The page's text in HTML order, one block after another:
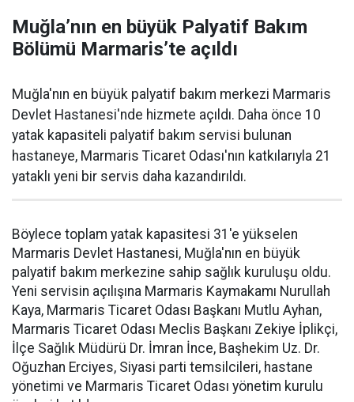
Muğla’nın en büyük Palyatif Bakım
Bölümü Marmaris’te açıldı
Muğla'nın en büyük palyatif bakım merkezi Marmaris
Devlet Hastanesi'nde hizmete açıldı. Daha önce 10
yatak kapasiteli palyatif bakım servisi bulunan
hastaneye, Marmaris Ticaret Odası'nın katkılarıyla 21
yataklı yeni bir servis daha kazandırıldı.
Böylece toplam yatak kapasitesi 31'e yükselen
Marmaris Devlet Hastanesi, Muğla'nın en büyük
palyatif bakım merkezine sahip sağlık kuruluşu oldu.
Yeni servisin açılışına Marmaris Kaymakamı Nurullah
Kaya, Marmaris Ticaret Odası Başkanı Mutlu Ayhan,
Marmaris Ticaret Odası Meclis Başkanı Zekiye İplikçi,
İlçe Sağlık Müdürü Dr. İmran İnce, Başhekim Uz. Dr.
Oğuzhan Erciyes, Siyasi parti temsilcileri, hastane
yönetimi ve Marmaris Ticaret Odası yönetim kurulu